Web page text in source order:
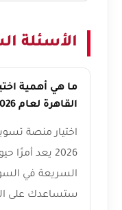
الأسئلة
ما هي أهمية
القاهرة لعام 2026؟
اختيار منصة
2026 يعد
السريعة في
ستساعدك على